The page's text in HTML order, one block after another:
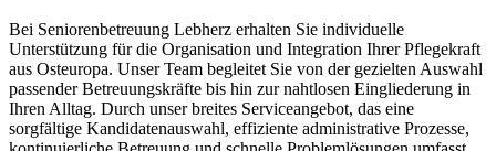
Bei Seniorenbetreuung Lebherz erhalten Sie individuelle
Unterstützung für die Organisation und Integration Ihrer Pflegekraft
aus Osteuropa. Unser Team begleitet Sie von der gezielten Auswahl
passender Betreuungskräfte bis hin zur nahtlosen Eingliederung in
Ihren Alltag. Durch unser breites Serviceangebot, das eine
sorgfältige Kandidatenauswahl, effiziente administrative Prozesse,